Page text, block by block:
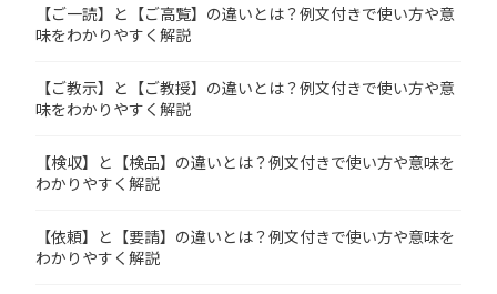
【ご一読】と【ご高覧】の違いとは？例文付きで使い方や意
味をわかりやすく解説
【ご教示】と【ご教授】の違いとは？例文付きで使い方や意
味をわかりやすく解説
【検収】と【検品】の違いとは？例文付きで使い方や意味を
わかりやすく解説
【依頼】と【要請】の違いとは？例文付きで使い方や意味を
わかりやすく解説